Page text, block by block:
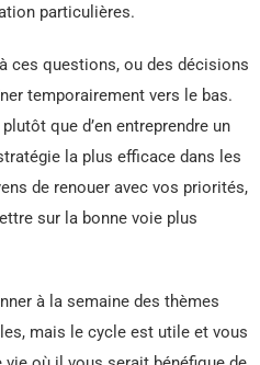
particulières.
ces questions, ou des décisions
temporairement vers le bas.
que d’en entreprendre un
la plus efficace dans les
de renouer avec vos priorités,
sur la bonne voie plus
à la semaine des thèmes
mais le cycle est utile et vous